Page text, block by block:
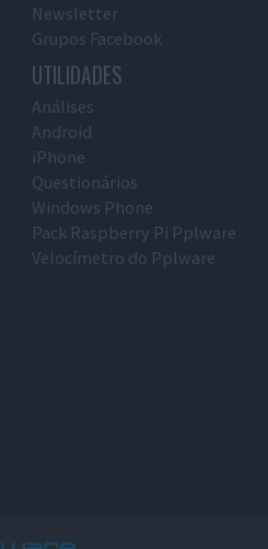
Newsletter
Grupos Facebook
UTILIDADES
Análises
Android
iPhone
Questionários
Windows Phone
Pack Raspberry Pi Pplware
Velocímetro do Pplware